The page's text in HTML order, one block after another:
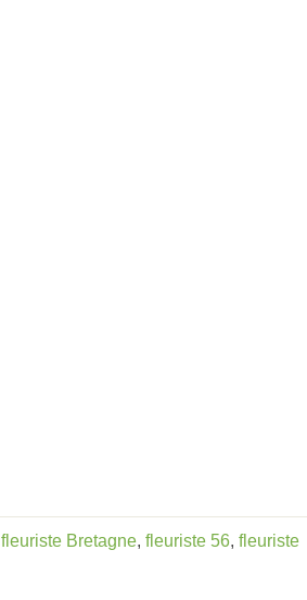
fleuriste Bretagne, fleuriste 56, fleuriste